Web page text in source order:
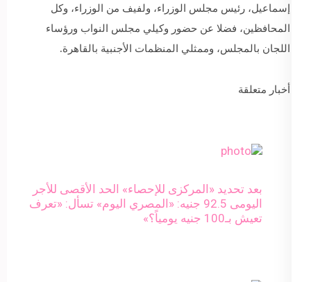
إسماعيل، رئيس مجلس الوزراء، ولفيف من الوزراء، وكل
المحافظين، فضلا عن حضور وكيلي مجلس النواب ورؤساء
اللجان بالمجلس، وممثلي المنظمات الأجنبية بالقاهرة.
أخبار متعلقة
بعد تحديد «المركزى للإحصاء» الحد الأقصى للأجر
اليومى 92.5 جنيه: «المصري اليوم» تسأل: «تعرف
تعيش بـ100 جنيه يومياً؟»